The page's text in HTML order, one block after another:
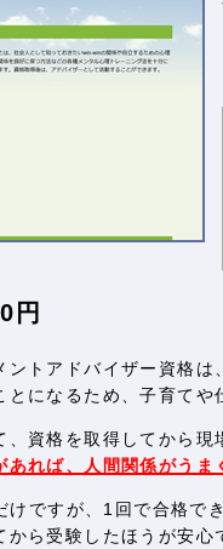
円
ントアドバイザー資格は
とになるため、子育てや
、資格を取得してから現
あれば、人間関係がう
ですが、1回で合格で
ら受験したほうが安心